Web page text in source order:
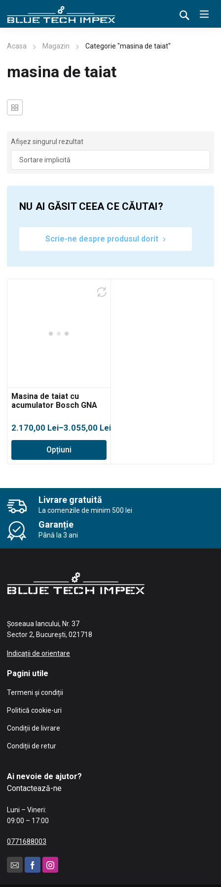
Acasa Magazin Categorie "masina de taiat"
masina de taiat
Afișez singurul rezultat
NU AI GĂSIT CEEA CE CĂUTAI?
Scrie-ne despre produsul dorit
Masina de taiat cu
acumulator Bosch GNA
2.170,00 Lei–3.055,00 Lei
Interval
de
la
3.055,00 lei
Opțiuni
Livrare gratuită
La comenzile de minim 500 lei
Garanție
Până la 3 ani
Șoseaua Iancului, Nr. 37
Sector 2, București, 021718
Indicații de orientare
Pagini utile
Termeni și condiții
Politică cookie-uri
Condiții de livrare
Condiții de retur
Ai nevoie de ajutor?
Contactează-ne
Luni – Vineri:
09:00 – 17:00
0771688003